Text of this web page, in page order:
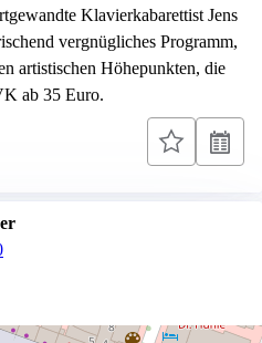
Klavierkabarettist Jens
vergnügliches Programm,
artistischen Höhepunkten, die
ab 35 Euro.